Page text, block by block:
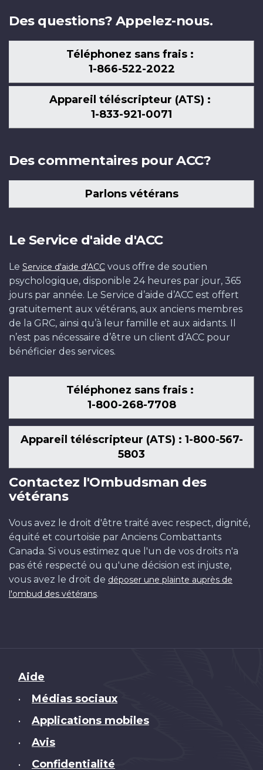
Des questions? Appelez-nous.
Téléphonez sans frais :
1-866-522-2022
Appareil téléscripteur (ATS) :
1-833-921-0071
Des commentaires pour ACC?
Parlons vétérans
Le Service d'aide d'ACC
Le Service d'aide d'ACC vous offre de soutien
psychologique, disponible 24 heures par jour, 365
jours par année. Le Service d’aide d’ACC est offert
gratuitement aux vétérans, aux anciens membres
de la GRC, ainsi qu’à leur famille et aux aidants. Il
n’est pas nécessaire d’être un client d’ACC pour
bénéficier des services.
Téléphonez sans frais :
1-800-268-7708
Appareil téléscripteur (ATS) : 1-800-567-
5803
Contactez l'Ombudsman des
vétérans
Vous avez le droit d'être traité avec respect, dignité,
équité et courtoisie par Anciens Combattants
Canada. Si vous estimez que l'un de vos droits n'a
pas été respecté ou qu'une décision est injuste,
vous avez le droit de déposer une plainte auprès de
l'ombud des vétérans.
Brand
Aide
• Médias sociaux
• Applications mobiles
• Avis
• Confidentialité